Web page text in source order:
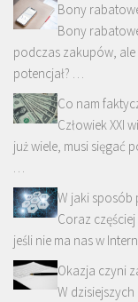
Bony
Bony
podczas zakupów, ale
potencjał? …
Co nam
Człowiek XXI
już wiele, musi sięgać
…
W jaki sposób
Coraz
jeśli nie ma nas w
Okazja czyni
W